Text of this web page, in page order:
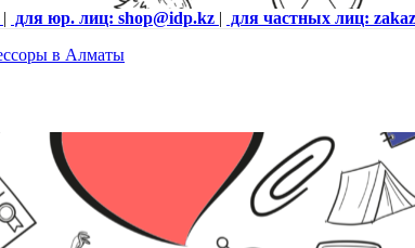
| для юр. лиц: shop@idp.kz | для частных лиц: